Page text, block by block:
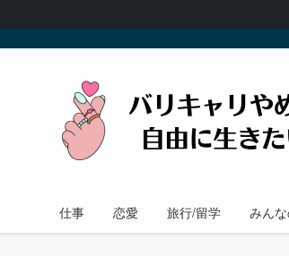
仕事 恋愛 旅行/留学 みん